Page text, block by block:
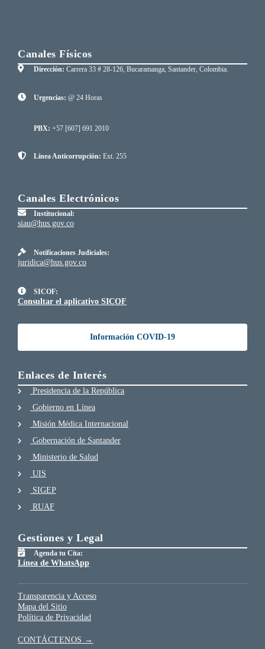
Canales Físicos
Dirección: Carrera 33 # 28-126, Bucaramanga, Santander, Colombia.
Urgencias: @ 24 Horas
PBX: +57 [607] 691 2010
Línea Anticorrupción: Ext. 255
Canales Electrónicos
Institucional:
siau@hus.gov.co
Notificaciones Judiciales:
juridica@hus.gov.co
SICOF:
Consultar el aplicativo SICOF
Información COVID-19
Enlaces de Interés
Presidencia de la República
Gobierno en Línea
Misión Médica Internacional
Gobernación de Santander
Ministerio de Salud
UIS
SIGEP
RUAF
Gestiones y Legal
Agenda tu Cita:
Línea de WhatsApp
Transparencia y Acceso
Mapa del Sitio
Política de Privacidad
CONTÁCTENOS →